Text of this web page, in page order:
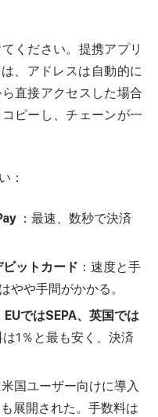
ください。提携アプリ
、アドレスは自動的に
直接アクセスした場合
ピーし、チェーンが一
：
：最速、数秒で決済
ットカード ：速度と手
やや手間がかかる。
ではSEPA、英国では
は1％と最も安く、決済
国ユーザー向けに導入
展開された。手数料は